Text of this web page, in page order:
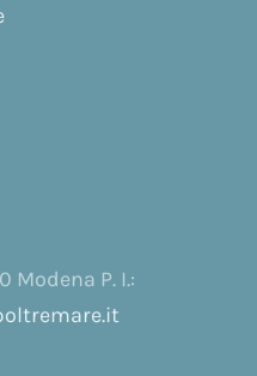
Modena P. I.: